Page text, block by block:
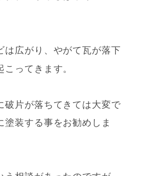
は広がり、やがて瓦が落下
こってきます。
破片が落ちてきては大変で
塗装する事をお勧めしま